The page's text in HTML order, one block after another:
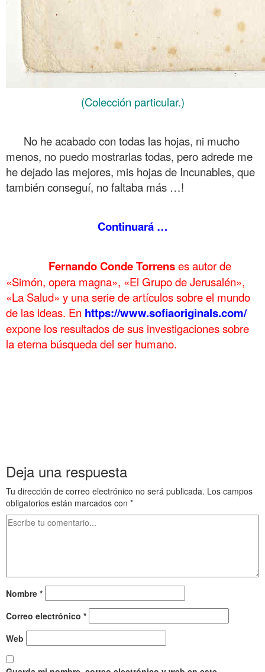
(Colección particular.)
No he acabado con todas las hojas, ni mucho
menos, no puedo mostrarlas todas, pero adrede me
he dejado las mejores, mis hojas de Incunables, que
también conseguí, no faltaba más …!
Continuará …
Fernando Conde Torrenses autor de
«Simón, opera magna», «El Grupo de Jerusalén»,
«La Salud» y una serie de artículos sobre el mundo
de las ideas. En https://www.sofiaoriginals.com/
expone los resultados de sus investigaciones sobre
la eterna búsqueda del ser humano.
Deja una respuesta
Tu dirección de correo electrónico no será publicada. Los campos
obligatorios están marcados con *
Nombre *
Correo electrónico *
Web